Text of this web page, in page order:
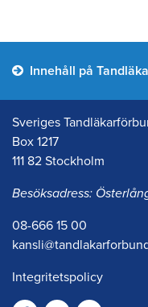
Innehåll på
Sveriges
Box 1217
111 82 Stockholm
Besöksadress:
08-666 15 00
Integritetspolicy